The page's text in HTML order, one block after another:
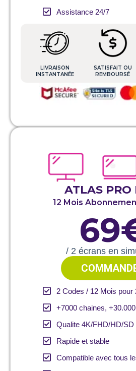
Assistance 24/7
LIVRAISON
INSTANTANÉE
SATISFAIT OU
REMBOURSÉ
ATLAS PRO
12 Mois
/ 2 écrans en
2 Codes / 12 Mois pour
+7000 chaines,
Qualite 4K/FHD/HD/SD
Rapide et stable
Compatible avec tous